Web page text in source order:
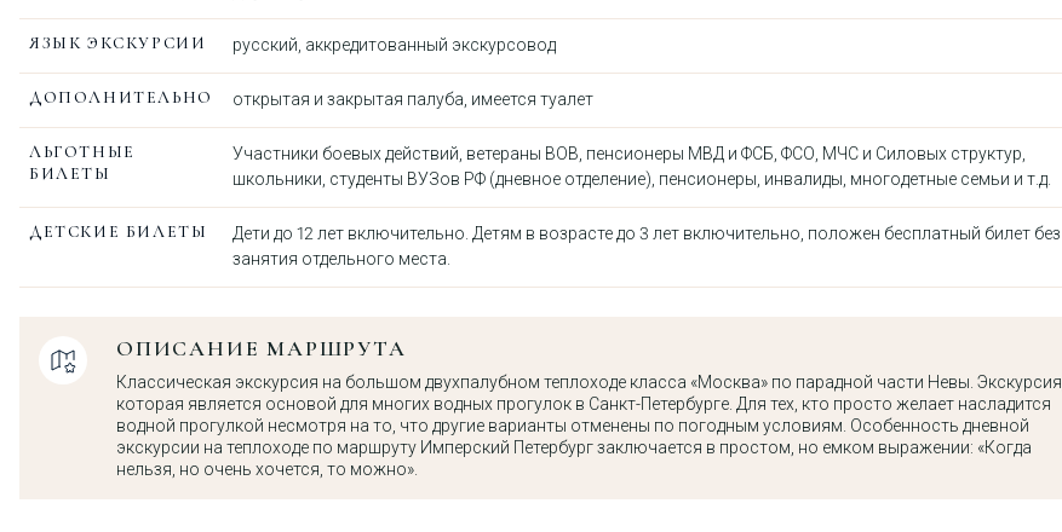
ЯЗЫК ЭКСКУРСИИ русский, аккредитованный экскурсовод
ДОПОЛНИТЕЛЬНО открытая и закрытая палуба, имеется туалет
ЛЬГОТНЫЕ
БИЛЕТЫ
Участники боевых действий, ветераны ВОВ, пенсионеры МВД и ФСБ, ФСО, МЧС и Силовых структур,
школьники, студенты ВУЗов РФ (дневное отделение), пенсионеры, инвалиды, многодетные семьи и т.д.
ДЕТСКИЕ БИЛЕТЫ
Дети до 12 лет включительно. Детям в возрасте до 3 лет включительно, положен бесплатный билет без
занятия отдельного места.
ОПИСАНИЕ МАРШРУТА
Классическая экскурсия на большом двухпалубном теплоходе класса «Москва» по парадной части Невы. Экскурсия,
которая является основой для многих водных прогулок в Санкт-Петербурге. Для тех, кто просто желает насладится
водной прогулкой несмотря на то, что другие варианты отменены по погодным условиям. Особенность дневной
экскурсии на теплоходе по маршруту Имперский Петербург заключается в простом, но емком выражении: «Когда
нельзя, но очень хочется, то можно».